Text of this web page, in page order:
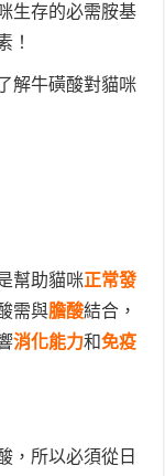
生存的必需胺基
！
解牛磺酸對貓咪
幫助貓咪正常發
需與膽酸結合，
消化能力和免疫
，所以必須從日